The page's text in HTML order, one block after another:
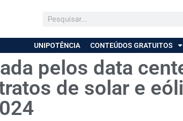
UNIPOTÊNCIA CONTEÚDOS GRATUITOS
pelos data
de solar e